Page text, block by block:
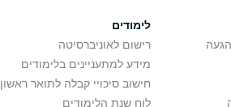
לימודים
רישום לאוניברסיטה
מידע למתעניינים בלימודים
חישוב סיכויי קבלה לתואר ראשון
לוח שנת הלימודים